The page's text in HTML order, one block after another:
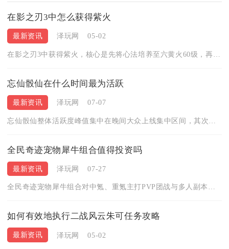
在影之刃3中怎么获得紫火
最新资讯 泽玩网 05-02
忘仙骰仙在什么时间最为活跃
最新资讯 泽玩网 07-07
全民奇迹宠物犀牛组合值得投资吗
最新资讯 泽玩网 07-27
全民奇迹宠物犀牛组合对中氪、重氪主打PVP团战与多人副本攻坚...
如何有效地执行二战风云朱可任务攻略
最新资讯 泽玩网 05-02